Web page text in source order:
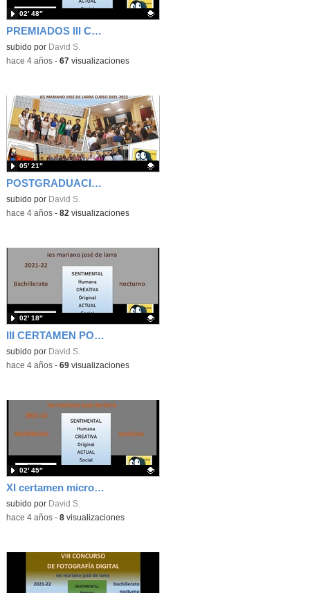
PREMIADOS III CERTAMEN POESÍA LARRA BAC NOCTUR NO 21-22
Contenido educativo.
subido por David S.
02′ 48″
-hace 4 años- 67 visualizaciones
POSTGRADUACIÓN LARRA BAC NOCTURNO21-22
Contenido educativo.
subido por David S.
05′ 21″
-hace 4 años- 82 visualizaciones
III CERTAMEN POESÍA IES MJ LARRA BACH NOCTURNO 21-22
Contenido educativo.
subido por David S.
02′ 18″
-hace 4 años- 69visualizaciones
XI certamen microrrelatos ies m j larra bach nocturno 21-22
Contenido educativo.
subido por David S.
02′ 45″
-hace 4 años- 8visualizaciones